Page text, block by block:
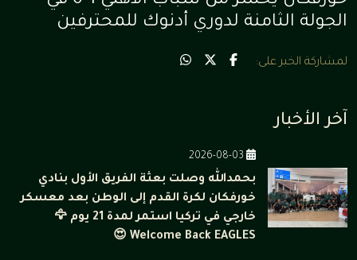
الجولة الثامنة لدوري أدنوك للمحترفين
لمشاركة الخبر على:
آخر الأخبار
بحمدالله وصلت بعثة الفريق الأول بنادي
خورفكان لكرة القدم إلى الوطن بعد معسكر
خارجي في تركيا استمر لمدة 21 يوم 🦅
Welcome Back EAGLES 😍